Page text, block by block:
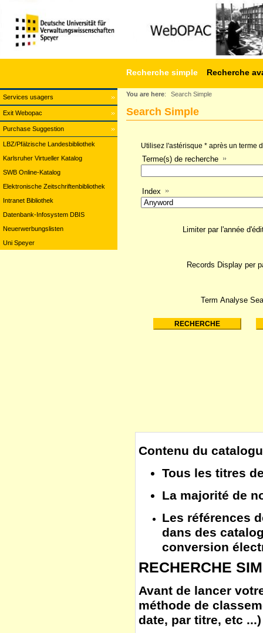
Services usagers
Exit Webopac
Purchase Suggestion
Recherche simple Recherche
LBZ/Pfälzische Landesbibliothek
Karlsruher Virtueller Katalog
SWB Online-Katalog
Elektronische Zeitschriftenbibliothek
Intranet Bibliothek
Datenbank-Infosystem DBIS
Neuerwerbungslisten
Uni Speyer
You are here: Search Simple
Search Simple
Utilisez l'astérisque * après un terme
Terme(s) de recherche
Index
Term Analyse
Limiter par l'année
Records Display per
Contenu du
Tous les titres
La majorité de
Les références
dans des
conversion
RECHERCHE
Avant de lancer
méthode de
date, par titre, etc ...)